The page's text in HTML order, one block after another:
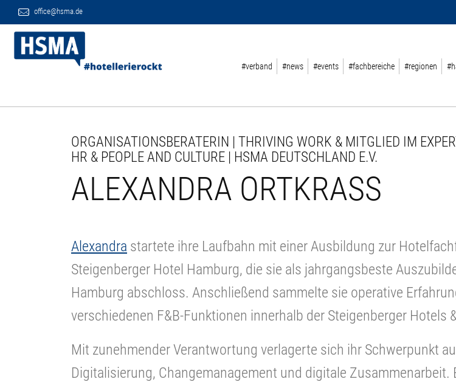
office@hsma.de
#verband #news #events #fachbereiche #regionen
ORGANISATIONSBERATERIN | THRIVING WORK & MITGLIED IM
HR & PEOPLE AND CULTURE | HSMA DEUTSCHLAND E.V.
ALEXANDRA ORTKRASS
Alexandra startete ihre Laufbahn mit einer Ausbildung zur
Steigenberger Hotel Hamburg, die sie als jahrgangsbeste
Hamburg abschloss. Anschließend sammelte sie operative
verschiedenen F&B-Funktionen innerhalb der Steigenberger Hotels
Mit zunehmender Verantwortung verlagerte sich ihr Schwerpunkt
Digitalisierung, Changemanagement und digitale Zusammenarbeit.